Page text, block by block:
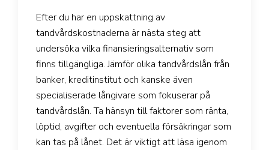
Efter du har en uppskattning av
tandvårdskostnaderna är nästa steg att
undersöka vilka finansieringsalternativ som
finns tillgängliga. Jämför olika tandvårdslån från
banker, kreditinstitut och kanske även
specialiserade långivare som fokuserar på
tandvårdslån. Ta hänsyn till faktorer som ränta,
löptid, avgifter och eventuella försäkringar som
kan tas på lånet. Det är viktigt att läsa igenom